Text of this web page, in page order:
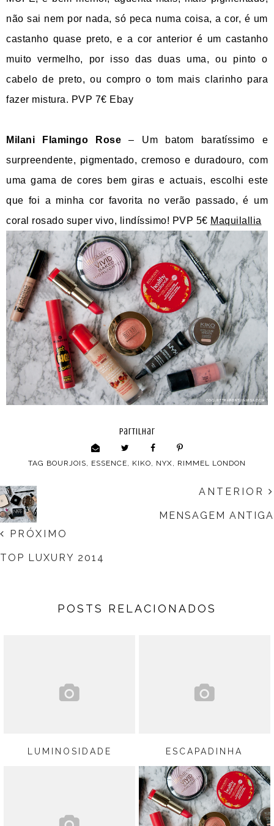
não sai nem por nada, só peca numa coisa, a cor, é um
castanho quase preto, e a cor anterior é um castanho
muito vermelho, por isso das duas uma, ou pinto o
cabelo de preto, ou compro o tom mais clarinho para
fazer mistura. PVP 7€ Ebay
Milani Flamingo Rose – Um batom baratíssimo e
surpreendente, pigmentado, cremoso e duradouro, com
uma gama de cores bem giras e actuais, escolhi este
que foi a minha cor favorita no verão passado, é um
coral rosado super vivo, lindíssimo! PVP 5€ Maquilallia
partilhar
TAG BOURJOIS, ESSENCE, KIKO, NYX, RIMMEL LONDON
ANTERIOR
MENSAGEM ANTIGA
PRÓXIMO
TOP LUXURY 2014
POSTS RELACIONADOS
LUMINOSIDADE ESCAPADINHA